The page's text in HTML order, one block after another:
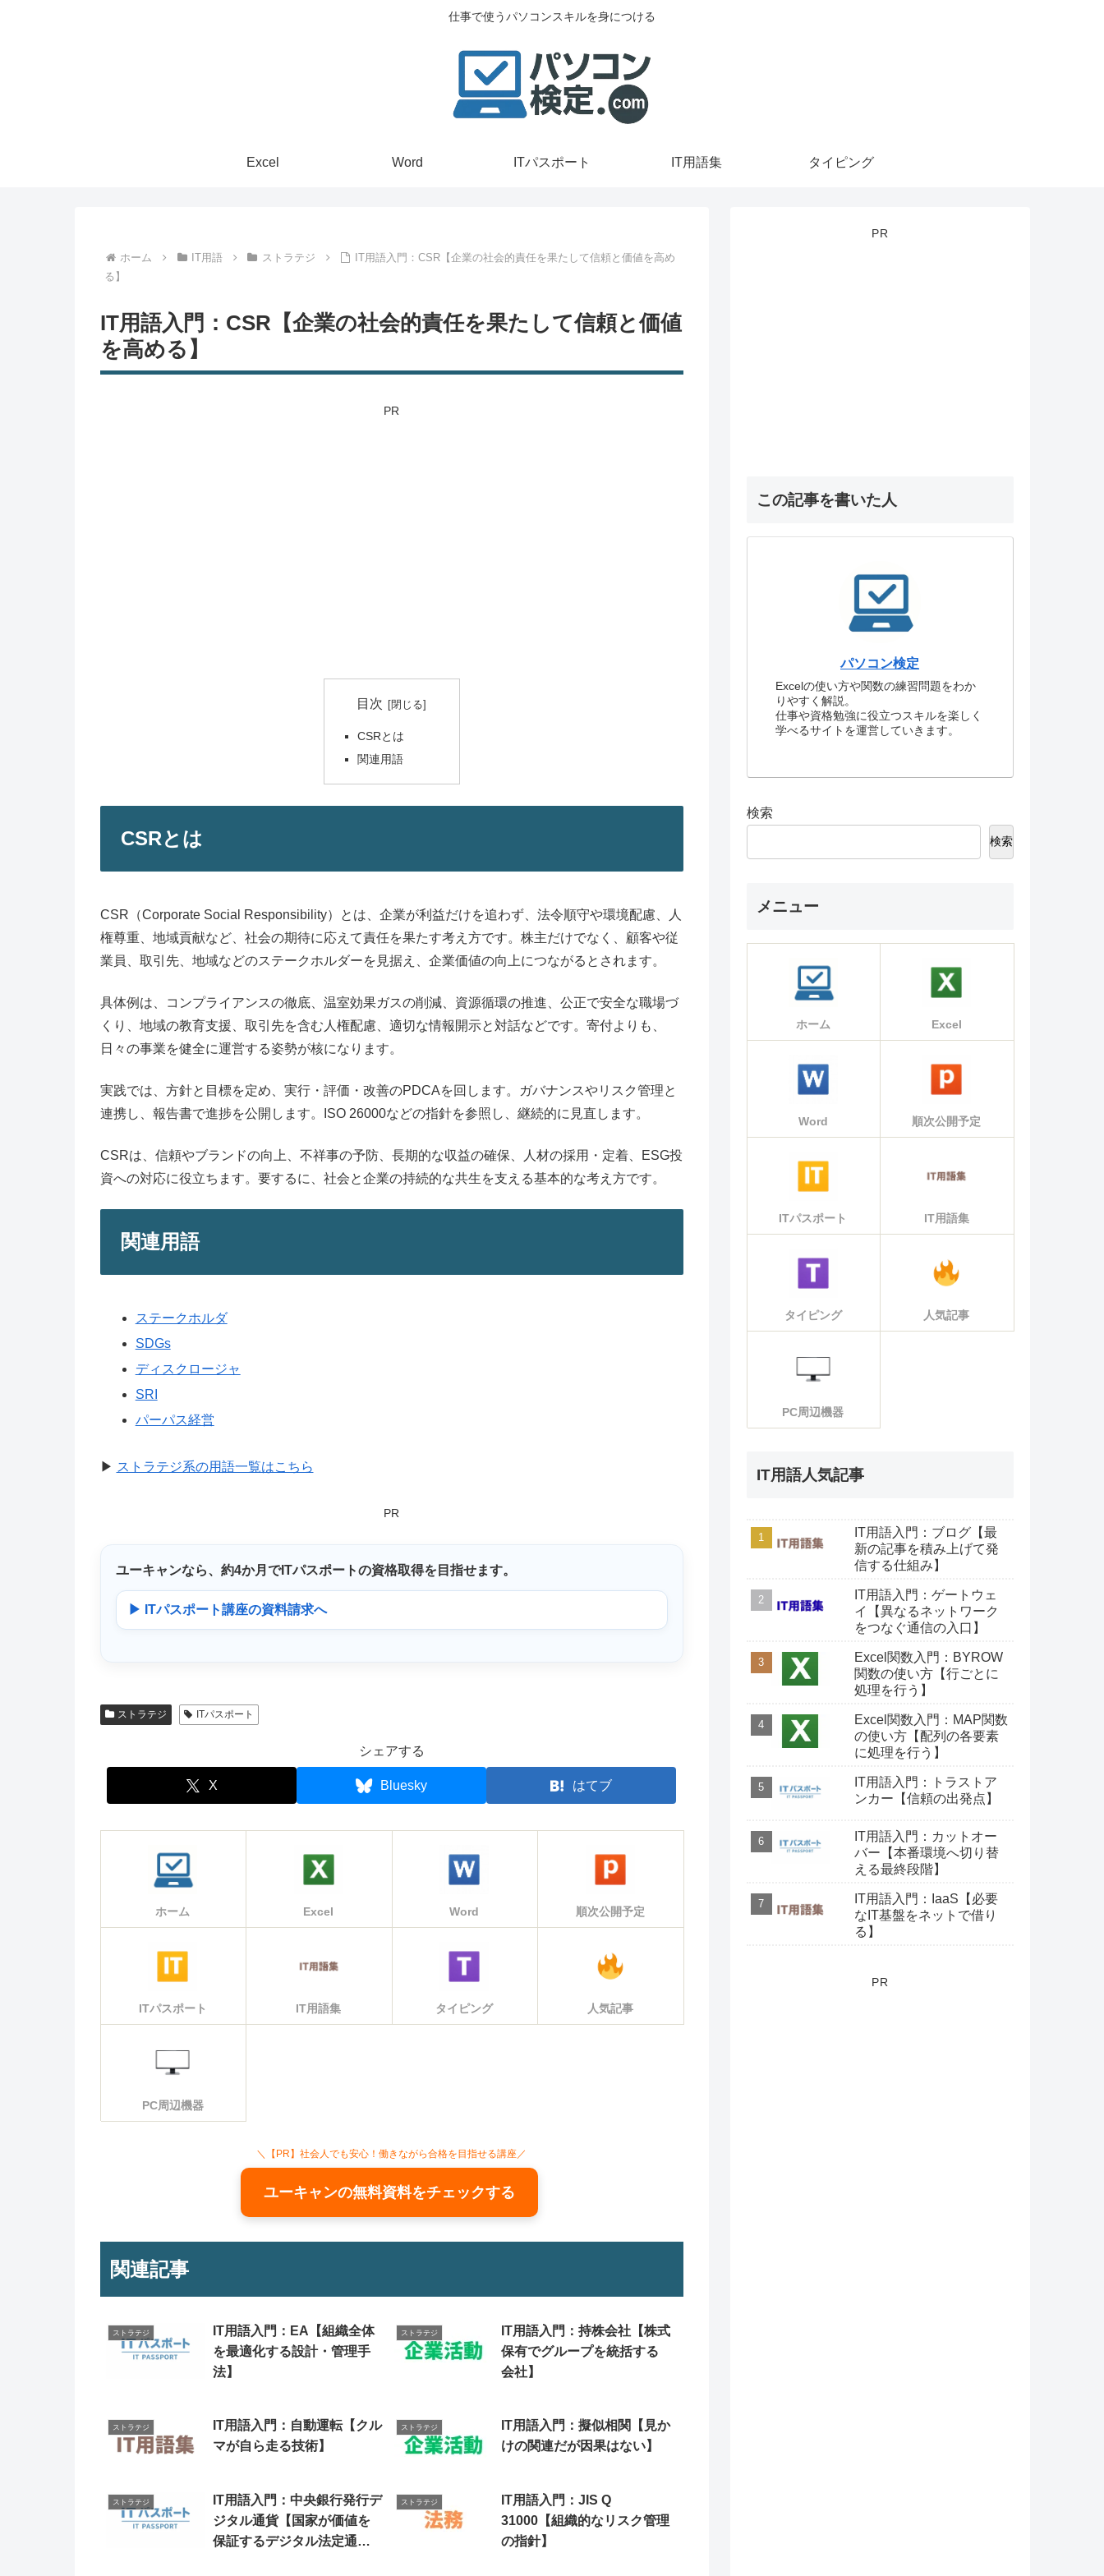
仕事で使うパソコンスキルを身につける
Excel Word ITパスポート IT用語集 タイピング
ホーム IT用語 ストラテジ
IT用語入門：CSR【企業の社会的責任を果たして信頼と価値を高め
る】
IT用語入門：CSR【企業の社会的責任を果たして信頼と価値
を高める】
PR
目次
CSRとは
関連用語
CSRとは
CSR（Corporate Social Responsibility）とは、企業が利益だけを追わず、法令順守や環境配慮、人
権尊重、地域貢献など、社会の期待に応えて責任を果たす考え方です。株主だけでなく、顧客や従
業員、取引先、地域などのステークホルダーを見据え、企業価値の向上につながるとされます。
具体例は、コンプライアンスの徹底、温室効果ガスの削減、資源循環の推進、公正で安全な職場づ
くり、地域の教育支援、取引先を含む人権配慮、適切な情報開示と対話などです。寄付よりも、
日々の事業を健全に運営する姿勢が核になります。
実践では、方針と目標を定め、実行・評価・改善のPDCAを回します。ガバナンスやリスク管理と
連携し、報告書で進捗を公開します。ISO 26000などの指針を参照し、継続的に見直します。
CSRは、信頼やブランドの向上、不祥事の予防、長期的な収益の確保、人材の採用・定着、ESG投
資への対応に役立ちます。要するに、社会と企業の持続的な共生を支える基本的な考え方です。
関連用語
ステークホルダ
SDGs
ディスクロージャ
SRI
パーパス経営
▶ ストラテジ系の用語一覧はこちら
PR
ユーキャンなら、 約4か月 でITパスポートの資格取得を目指せます。
▶ ITパスポート講座の資料請求へ
ストラテジ ITパスポート
シェアする
X Bluesky はてブ
ホーム Excel Word 順次公開予定
ITパスポート IT用語集 タイピング 人気記事
PC周辺機器
＼【PR】社会人でも安心！働きながら合格を目指せる講座／
ユーキャンの無料資料をチェックする
関連記事
ストラテジ
IT用語入門：EA【組織全体
を最適化する設計・管理手
法】
ストラテジ
IT用語入門：持株会社【株式
保有でグループを統括する
会社】
ストラテジ
IT用語入門：自動運転【クル
マが自ら走る技術】
ストラテジ
IT用語入門：擬似相関【見か
けの関連だが因果はない】
ストラテジ
IT用語入門：中央銀行発行デ
ジタル通貨【国家が価値を
保証するデジタル法定通
ストラテジ
IT用語入門：JIS Q
31000【組織的なリスク管理
の指針】
PR
この記事を書いた人
パソコン検定
Excelの使い方や関数の練習問題をわか
りやすく解説。
仕事や資格勉強に役立つスキルを楽しく
学べるサイトを運営していきます。
検索
検索
メニュー
ホーム Excel
Word 順次公開予定
ITパスポート IT用語集
タイピング 人気記事
PC周辺機器
IT用語人気記事
IT用語入門：ブログ【最
新の記事を積み上げて発
信する仕組み】
IT用語入門：ゲートウェ
イ【異なるネットワーク
をつなぐ通信の入口】
Excel関数入門：BYROW
関数の使い方【行ごとに
処理を行う】
Excel関数入門：MAP関数
の使い方【配列の各要素
に処理を行う】
IT用語入門：トラストア
ンカー【信頼の出発点】
IT用語入門：カットオー
バー【本番環境へ切り替
える最終段階】
IT用語入門：IaaS【必要
なIT基盤をネットで借り
る】
PR